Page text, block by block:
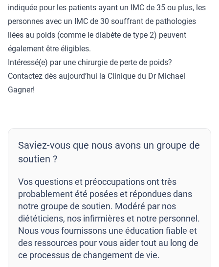
Saviez-vous que nous avons un groupe de
soutien ?
Vos questions et préoccupations ont très
probablement été posées et répondues dans
notre groupe de soutien. Modéré par nos
diététiciens, nos infirmières et notre personnel.
Nous vous fournissons une éducation fiable et
des ressources pour vous aider tout au long de
ce processus de changement de vie.
indiquée pour les patients ayant un IMC de 35 ou plus, les
personnes avec un IMC de 30 souffrant de pathologies
liées au poids (comme le diabète de type 2) peuvent
également être éligibles.
Intéressé(e) par une chirurgie de perte de poids?
Contactez dès aujourd’hui la Clinique du Dr Michael
Gagner!